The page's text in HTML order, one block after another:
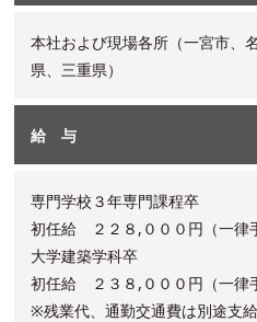
本社および現場各所（一宮市、
県、三重県）
給 与
専門学校３年専門課程卒
初任給 ２２８,０００円（一律
大学建築学科卒
初任給 ２３８,０００円（一律
※残業代、通勤交通費は別途支給